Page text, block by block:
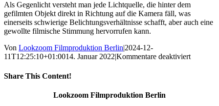
Als Gegenlicht versteht man jede Lichtquelle, die hinter dem
gefilmten Objekt direkt in Richtung auf die Kamera fäll, was
einerseits schwierige Belichtungsverhältnisse schafft, aber auch eine
gewollte filmische Stimmung hervorrufen kann.
Von Lookzoom Filmproduktion Berlin|2024-12-
11T12:25:10+01:0014. Januar 2022|Kommentare deaktiviertfür
Share This Content!
Lookzoom Filmproduktion Berlin